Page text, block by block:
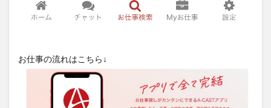
お仕事の流れはこちら↓